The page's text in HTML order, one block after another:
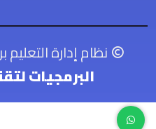
نظام إدارة
البرمجيات